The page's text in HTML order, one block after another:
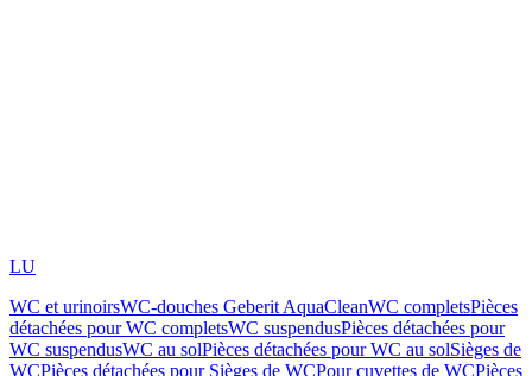
LU
WC et urinoirsWC-douches Geberit AquaCleanWC completsPièces
détachées pour WC completsWC suspendusPièces détachées pour
WC suspendusWC au solPièces détachées pour WC au solSièges de
WCPièces détachées pour Sièges de WCPour cuvettes de WCPièces